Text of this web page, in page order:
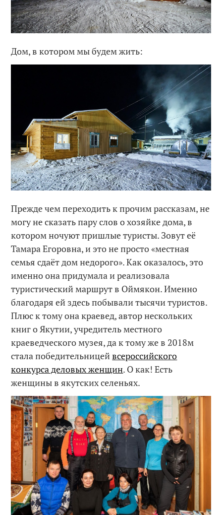
Дом, в котором мы будем жить:
Прежде чем переходить к прочим рассказам, не
могу не сказать пару слов о хозяйке дома, в
котором ночуют пришлые туристы. Зовут её
Тамара Егоровна, и это не просто «местная
семья сдаёт дом недорого». Как оказалось, это
именно она придумала и реализовала
туристический маршрут в Оймякон. Именно
благодаря ей здесь побывали тысячи туристов.
Плюс к тому она краевед, автор нескольких
книг о Якутии, учредитель местного
краеведческого музея, да к тому же в 2018м
стала победительницейвсероссийского
конкурса деловых женщин. О как! Есть
женщины в якутских селеньях.